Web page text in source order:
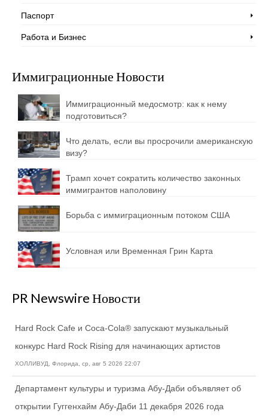
Паспорт
Работа и Бизнес
Иммиграционные Новости
Иммиграционный медосмотр: как к нему
подготовиться?
Что делать, если вы просрочили американскую
визу?
Трамп хочет сократить количество законных
иммигрантов наполовину
Борьба с иммиграционным потоком США
Условная или Временная Грин Карта
PR Newswire Новости
Hard Rock Cafe и Coca-Cola® запускают музыкальный
конкурс Hard Rock Rising для начинающих артистов
ХОЛЛИВУД, Флорида, ср, авг 5 2026 22:07
Департамент культуры и туризма Абу-Даби объявляет об
открытии Гуггенхайм Абу-Даби 11 декабря 2026 года